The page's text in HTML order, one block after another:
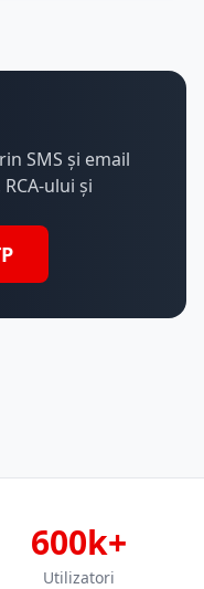
SMS și email
ului și
600k+
Utilizatori